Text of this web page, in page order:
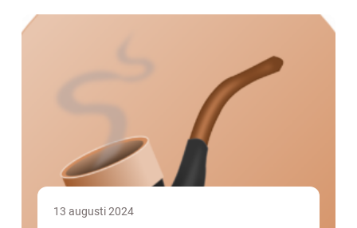
13 augusti 2024